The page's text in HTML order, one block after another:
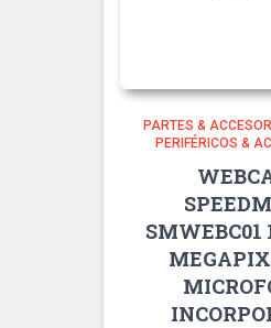
PARTES &
PERIFÉRICOS &
SMWEBC01